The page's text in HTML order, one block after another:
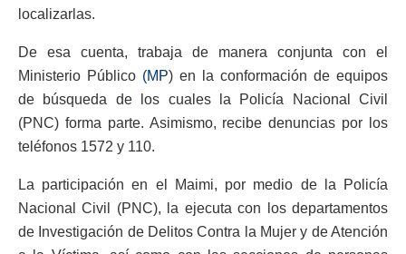
localizarlas.
De esa cuenta, trabaja de manera conjunta con el
Ministerio Público (MP) en la conformación de equipos
de búsqueda de los cuales la Policía Nacional Civil
(PNC) forma parte. Asimismo, recibe denuncias por los
teléfonos 1572 y 110.
La participación en el Maimi, por medio de la Policía
Nacional Civil (PNC), la ejecuta con los departamentos
de Investigación de Delitos Contra la Mujer y de Atención